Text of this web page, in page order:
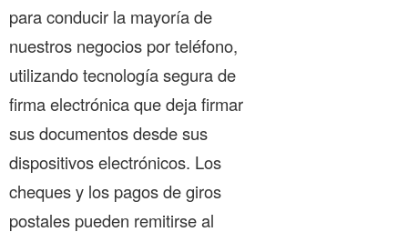
para conducir la mayoría de
nuestros negocios por teléfono,
utilizando tecnología segura de
firma electrónica que deja firmar
sus documentos desde sus
dispositivos electrónicos. Los
cheques y los pagos de giros
postales pueden remitirse al